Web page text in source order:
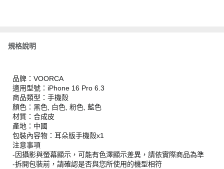
規格說明
品牌：VOORCA
適用型號：iPhone 16 Pro 6.3
商品類型：手機殼
顏色：黑色, 白色, 粉色, 藍色
材質：合成皮
產地：中國
包裝內容物：耳朵版手機殼x1
注意事項
-因攝影與螢幕顯示，可能有色澤顯示差異，請依實際商品為準
-拆開包裝前，請確認是否與您所使用的機型相符